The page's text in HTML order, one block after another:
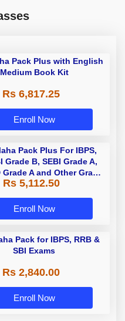
Pack Plus with English
Medium Book Kit
Rs 6,817.25
Enroll Now
Pack Plus For IBPS,
Grade B, SEBI Grade A,
Grade A and Other Grade
Grade B Bank Exams
Rs 5,112.50
Enroll Now
Pack for IBPS, RRB &
SBI Exams
Rs 2,840.00
Enroll Now